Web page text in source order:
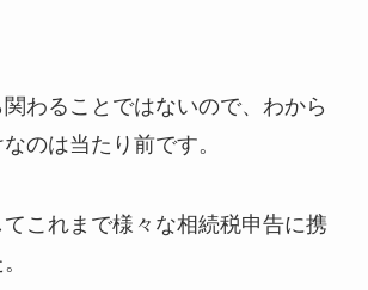
わることではないので、わから
のは当たり前です。
これまで様々な相続税申告に携